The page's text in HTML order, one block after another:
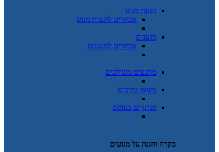
הגנות מנוע
אביזרים להגנות מנוע
מגענים
אביזרים למגענים
מתנעים משולבים
נושאי נתיכים
מנתקים בעומס
בקרה והגנה על מנועים